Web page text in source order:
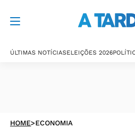
ÚLTIMAS NOTÍCIASELEIÇÕES 2026
HOME>ECONOMIA